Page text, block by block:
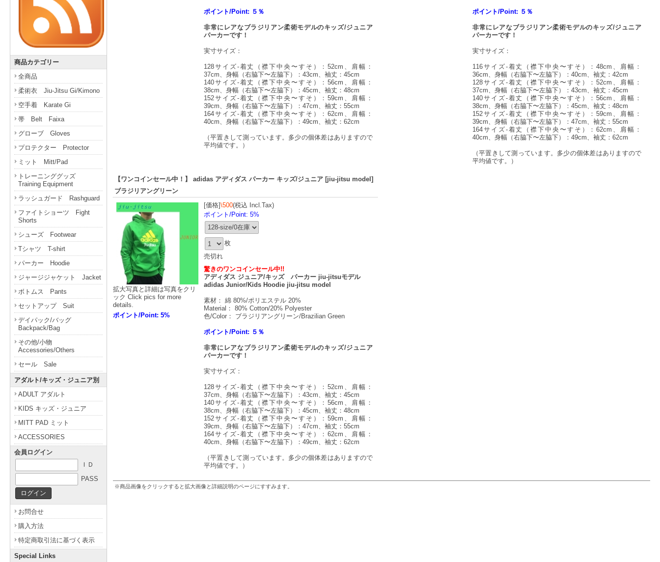
ポイント/Point: ５％
非常にレアなブラジリアン柔術モデルのキッズ/ジュニア
パーカーです！
実寸サイズ：
128サイズ-着丈（襟下中央〜すそ）：52cm、肩幅：
37cm、身幅（右脇下〜左脇下）：43cm、袖丈：45cm
140サイズ-着丈（襟下中央〜すそ）：56cm、肩幅：
38cm、身幅（右脇下〜左脇下）：45cm、袖丈：48cm
152サイズ-着丈（襟下中央〜すそ）：59cm、肩幅：
39cm、身幅（右脇下〜左脇下）：47cm、袖丈：55cm
164サイズ-着丈（襟下中央〜すそ）：62cm、肩幅：
40cm、身幅（右脇下〜左脇下）：49cm、袖丈：62cm
（平置きして測っています。多少の個体差はありますので
平均値です。）
ポイント/Point: ５％
非常にレアなブラジリアン柔術モデルのキッズ/ジュニア
パーカーです！
実寸サイズ：
116サイズ-着丈（襟下中央〜すそ）：48cm、肩幅：
36cm、身幅（右脇下〜左脇下）：40cm、袖丈：42cm
128サイズ-着丈（襟下中央〜すそ）：52cm、肩幅：
37cm、身幅（右脇下〜左脇下）：43cm、袖丈：45cm
140サイズ-着丈（襟下中央〜すそ）：56cm、肩幅：
38cm、身幅（右脇下〜左脇下）：45cm、袖丈：48cm
152サイズ-着丈（襟下中央〜すそ）：59cm、肩幅：
39cm、身幅（右脇下〜左脇下）：47cm、袖丈：55cm
164サイズ-着丈（襟下中央〜すそ）：62cm、肩幅：
40cm、身幅（右脇下〜左脇下）：49cm、袖丈：62cm
（平置きして測っています。多少の個体差はありますので
平均値です。）
【ワンコインセール中！】 adidas アディダス パーカー キッズ/ジュニア [jiu-jitsu model]
ブラジリアングリーン
拡大写真と詳細は写真をクリ
ック Click pics for more
details.
ポイント/Point: 5%
[価格]\500(税込 Incl.Tax)
ポイント/Point: 5%
枚
売切れ
驚きのワンコインセール中!!
アディダス ジュニア/キッズ パーカー jiu-jitsuモデル
adidas Junior/Kids Hoodie jiu-jitsu model
素材： 綿 80%/ポリエステル 20%
Material： 80% Cotton/20% Polyester
色/Color： ブラジリアングリーン/Brazilian Green
ポイント/Point: ５％
非常にレアなブラジリアン柔術モデルのキッズ/ジュニア
パーカーです！
実寸サイズ：
128サイズ-着丈（襟下中央〜すそ）：52cm、肩幅：
37cm、身幅（右脇下〜左脇下）：43cm、袖丈：45cm
140サイズ-着丈（襟下中央〜すそ）：56cm、肩幅：
38cm、身幅（右脇下〜左脇下）：45cm、袖丈：48cm
152サイズ-着丈（襟下中央〜すそ）：59cm、肩幅：
39cm、身幅（右脇下〜左脇下）：47cm、袖丈：55cm
164サイズ-着丈（襟下中央〜すそ）：62cm、肩幅：
40cm、身幅（右脇下〜左脇下）：49cm、袖丈：62cm
（平置きして測っています。多少の個体差はありますので
平均値です。）
※商品画像をクリックすると拡大画像と詳細説明のページにすすみます。
商品カテゴリー
全商品
柔術衣 Jiu-Jitsu Gi/Kimono
空手着 Karate Gi
帯 Belt Faixa
グローブ Gloves
プロテクター Protector
ミット Mitt/Pad
トレーニンググッズ
Training Equipment
ラッシュガード Rashguard
ファイトショーツ Fight
Shorts
シューズ Footwear
Tシャツ T-shirt
パーカー Hoodie
ジャージジャケット Jacket
ボトムス Pants
セットアップ Suit
デイパック/バッグ
Backpack/Bag
その他/小物
Accessories/Others
セール Sale
アダルト/キッズ・ジュニア別
ADULT アダルト
KIDS キッズ・ジュニア
MITT PAD ミット
ACCESSORIES
会員ログイン
ＩＤ
PASS
お問合せ
購入方法
特定商取引法に基づく表示
Special Links